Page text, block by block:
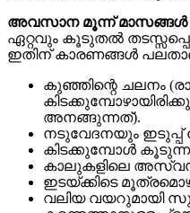
അവസാന മൂന്ന് മാസങ്ങൾ
ഏറ്റവും കൂടുതൽ
ഇതിന് കാരണങ്ങൾ
കുഞ്ഞിന്റെ ചലനം
അനങ്ങുന്നത്).
നടുവേദനയും ഇടുപ്പ്
കിടക്കുമ്പോൾ കൂടുന്ന
കാലുകളിലെ അസ്വസ്ഥത
ഇടയ്ക്കിടെ
വലിയ വയറുമായി